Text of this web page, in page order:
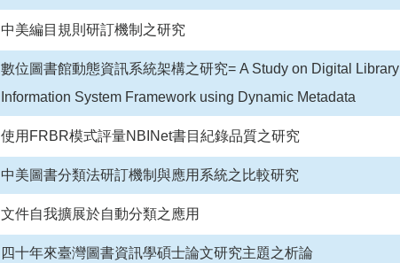
中美編目規則研訂機制之研究
數位圖書館動態資訊系統架構之研究= A Study on Digital Library
Information System Framework using Dynamic Metadata
使用FRBR模式評量NBINet書目紀錄品質之研究
中美圖書分類法研訂機制與應用系統之比較研究
文件自我擴展於自動分類之應用
四十年來臺灣圖書資訊學碩士論文研究主題之析論